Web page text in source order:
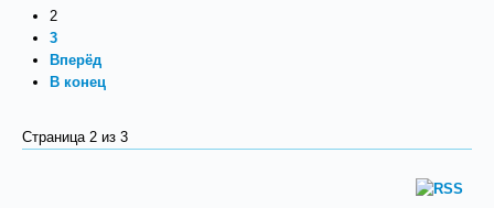
2
3
Вперёд
В конец
Страница 2 из 3